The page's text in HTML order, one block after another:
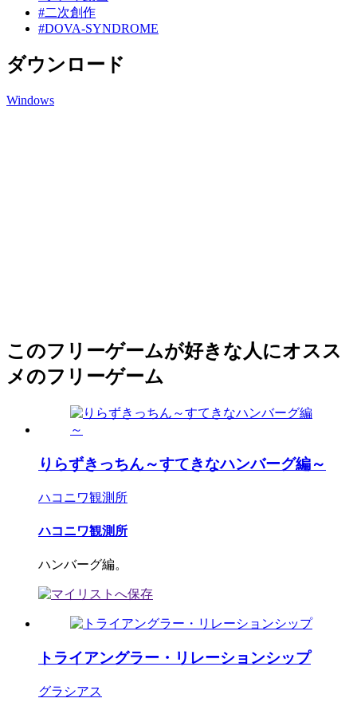
#二次創作
#DOVA-SYNDROME
ダウンロード
Windows
このフリーゲームが好きな人にオスス
メのフリーゲーム
りらずきっちん～すてきなハンバーグ編～
ハコニワ観測所
ハコニワ観測所
ハンバーグ編。
トライアングラー・リレーションシップ
グラシアス